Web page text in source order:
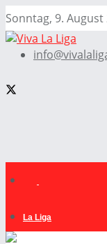
Sonntag, 9. August
La Liga